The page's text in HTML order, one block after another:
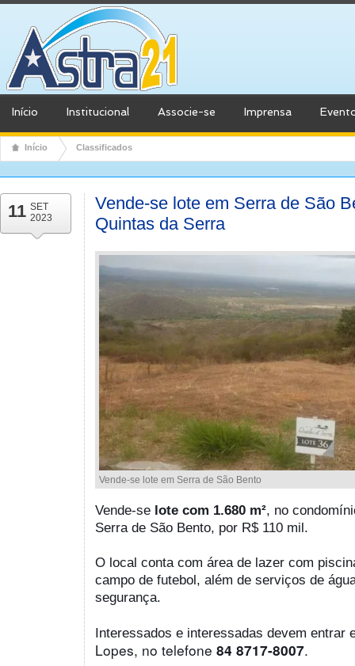
Início Institucional Associe-se Imprensa
Início Classificados
11 SET
2023
Vende-se lote em Serra de São
Quintas da Serra
Vende-se lote em Serra de São Bento
Vende-se lote com 1.680 m², no
Serra de São Bento, por R$ 110 mil.
O local conta com área de lazer com
campo de futebol, além de serviços de
segurança.
Interessados e interessadas devem entrar
Lopes, no telefone 84 8717-8007.